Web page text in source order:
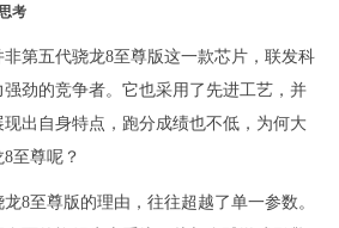
考
第五代骁龙8至尊版这一款芯片，联发科
强劲的竞争者。它也采用了先进工艺，并
出自身特点，跑分成绩也不低，为何大
至尊呢？
8至尊版的理由，往往超越了单一参数。